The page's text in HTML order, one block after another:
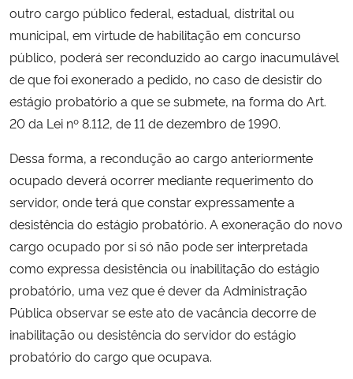
Ministério da Ciência, Tecnologia, Inovações e Comunicações
Ministério do Meio Ambiente
Ministério do Turismo
Controladoria-Geral da União
Ministério da Mulher, da Família e dos Direitos Humanos
Secretaria-Geral
Secretaria de Governo
outro cargo público federal, estadual, distrital ou
municipal, em virtude de habilitação em concurso
público, poderá ser reconduzido ao cargo inacumulável
de que foi exonerado a pedido, no caso de desistir do
estágio probatório a que se submete, na forma do Art.
20 da Lei nº 8.112, de 11 de dezembro de 1990.
Dessa forma, a recondução ao cargo anteriormente
ocupado deverá ocorrer mediante requerimento do
servidor, onde terá que constar expressamente a
desistência do estágio probatório. A exoneração do novo
cargo ocupado por si só não pode ser interpretada
como expressa desistência ou inabilitação do estágio
probatório, uma vez que é dever da Administração
Pública observar se este ato de vacância decorre de
inabilitação ou desistência do servidor do estágio
probatório do cargo que ocupava.